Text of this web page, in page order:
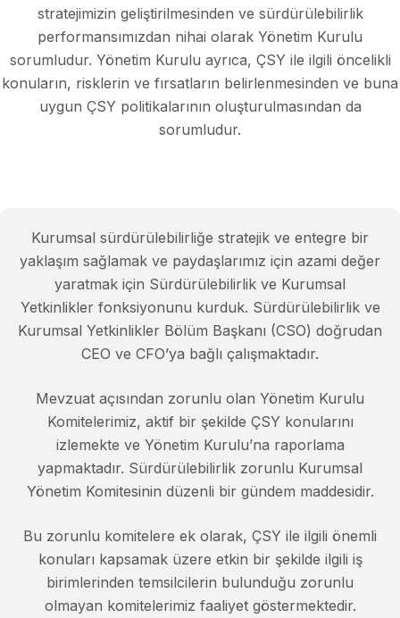
stratejimizin geliştirilmesinden ve sürdürülebilirlik
performansımızdan nihai olarak Yönetim Kurulu
sorumludur. Yönetim Kurulu ayrıca, ÇSY ile ilgili öncelikli
konuların, risklerin ve fırsatların belirlenmesinden ve buna
uygun ÇSY politikalarının oluşturulmasından da
sorumludur.
Kurumsal sürdürülebilirliğe stratejik ve entegre bir
yaklaşım sağlamak ve paydaşlarımız için azami değer
yaratmak için Sürdürülebilirlik ve Kurumsal
Yetkinlikler fonksiyonunu kurduk. Sürdürülebilirlik ve
Kurumsal Yetkinlikler Bölüm Başkanı (CSO) doğrudan
CEO ve CFO’ya bağlı çalışmaktadır.
Mevzuat açısından zorunlu olan Yönetim Kurulu
Komitelerimiz, aktif bir şekilde ÇSY konularını
izlemekte ve Yönetim Kurulu’na raporlama
yapmaktadır. Sürdürülebilirlik zorunlu Kurumsal
Yönetim Komitesinin düzenli bir gündem maddesidir.
Bu zorunlu komitelere ek olarak, ÇSY ile ilgili önemli
konuları kapsamak üzere etkin bir şekilde ilgili iş
birimlerinden temsilcilerin bulunduğu zorunlu
olmayan komitelerimiz faaliyet göstermektedir.